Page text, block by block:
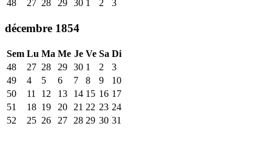
48
27 28 29 30 1 2 3
décembre 1854
Sem Lu Ma Me Je Ve Sa Di
48
27 28 29 30 1 2
3
49
4 5 6 7 8 9
10
50
11 12 13 14 15 16 17
51
18 19 20 21 22 23 24
52
25 26 27 28 29 30 31